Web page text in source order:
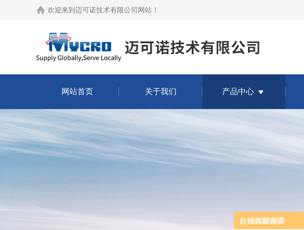
欢迎来到 迈可诺技术有限公司网站 ！
网站首页 关于我们 产品中心